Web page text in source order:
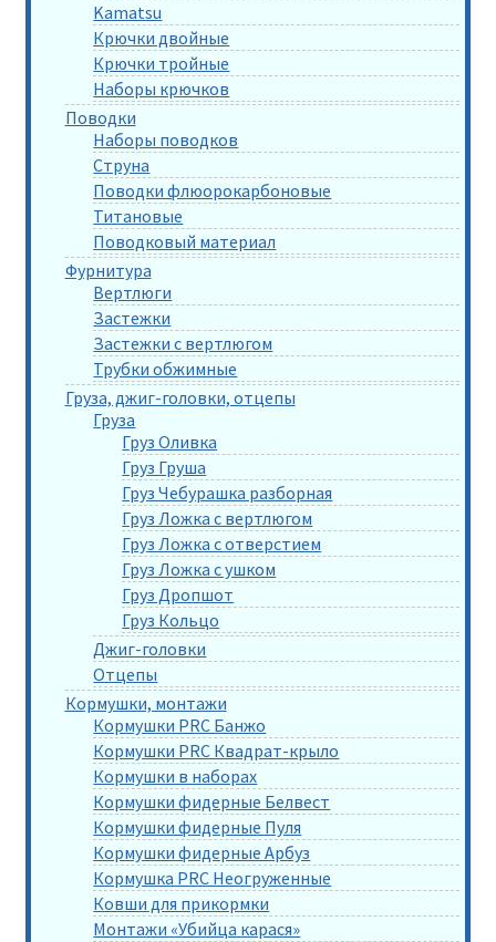
Kamatsu
Крючки двойные
Крючки тройные
Наборы крючков
Поводки
Наборы поводков
Струна
Поводки флюорокарбоновые
Титановые
Поводковый материал
Фурнитура
Вертлюги
Застежки
Застежки с вертлюгом
Трубки обжимные
Груза, джиг-головки, отцепы
Груза
Груз Оливка
Груз Груша
Груз Чебурашка разборная
Груз Ложка с вертлюгом
Груз Ложка с отверстием
Груз Ложка с ушком
Груз Дропшот
Груз Кольцо
Джиг-головки
Отцепы
Кормушки, монтажи
Кормушки PRC Банжо
Кормушки PRC Квадрат-крыло
Кормушки в наборах
Кормушки фидерные Белвест
Кормушки фидерные Пуля
Кормушки фидерные Арбуз
Кормушка PRC Неогруженные
Ковши для прикормки
Монтажи «Убийца карася»